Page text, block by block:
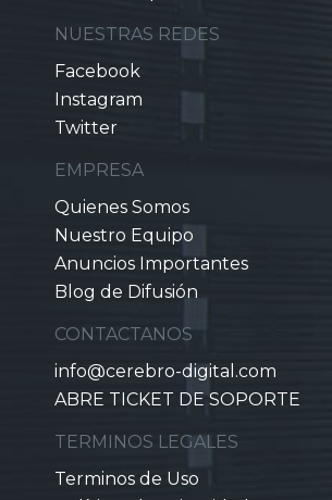
NUESTRAS REDES
Facebook
Instagram
Twitter
EMPRESA
Quienes Somos
Nuestro Equipo
Anuncios Importantes
Blog de Difusión
CONTACTANOS
info@cerebro-digital.com
ABRE TICKET DE SOPORTE
TERMINOS LEGALES
Terminos de Uso